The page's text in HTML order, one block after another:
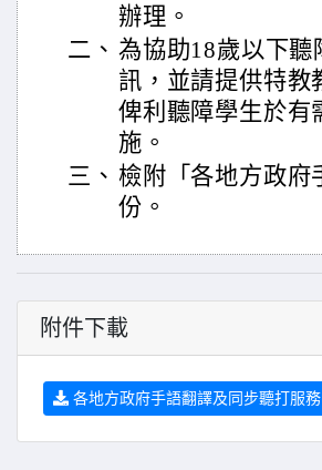
辦理。
二、 為協助18歲以下
訊，並請提供特教
俾利聽障學生於有
施。
三、 檢附「各地方政府
份。
附件下載
各地方政府手語翻譯及同步聽打服